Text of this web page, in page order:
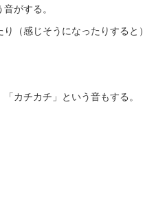
がする。
（感じそうになったりすると）
カチカチ」という音もする。